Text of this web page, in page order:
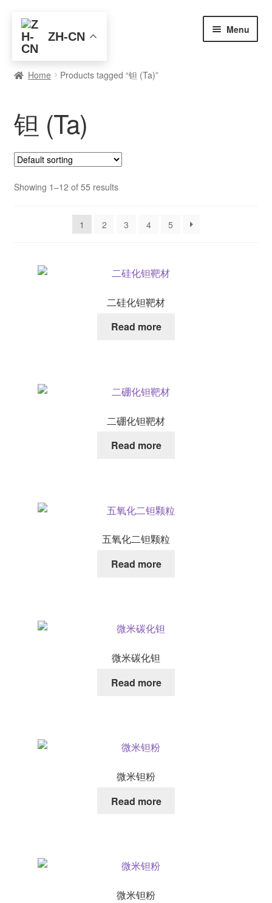
Skip
navigation
Skip
content
Menu
首页
元素查询
买家入门
博客
Home Products tagged “钽 (Ta)”
钽 (Ta)
Showing 1–12 of 55 results
1 2 3 4 5
二硅化钽靶材
Read more
二硼化钽靶材
Read more
五氧化二钽颗粒
Read more
微米碳化钽
Read more
微米钽粉
Read more
微米钽粉
ZH-CN